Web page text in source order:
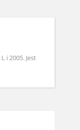
i 2005. Jest